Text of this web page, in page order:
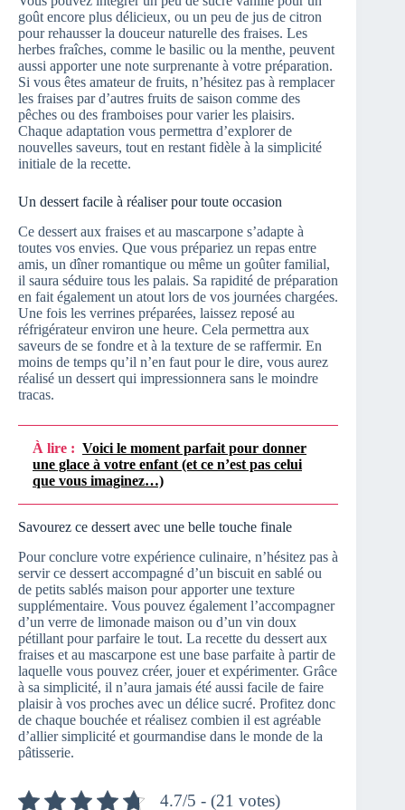
goût encore plus délicieux, ou un peu de jus de citron
pour rehausser la douceur naturelle des fraises. Les
herbes fraîches, comme le basilic ou la menthe, peuvent
aussi apporter une note surprenante à votre préparation.
Si vous êtes amateur de fruits, n’hésitez pas à remplacer
les fraises par d’autres fruits de saison comme des
pêches ou des framboises pour varier les plaisirs.
Chaque adaptation vous permettra d’explorer de
nouvelles saveurs, tout en restant fidèle à la simplicité
initiale de la recette.
Un dessert facile à réaliser pour toute occasion
Ce dessert aux fraises et au mascarpone s’adapte à
toutes vos envies. Que vous prépariez un repas entre
amis, un dîner romantique ou même un goûter familial,
il saura séduire tous les palais. Sa rapidité de préparation
en fait également un atout lors de vos journées chargées.
Une fois les verrines préparées, laissez reposé au
réfrigérateur environ une heure. Cela permettra aux
saveurs de se fondre et à la texture de se raffermir. En
moins de temps qu’il n’en faut pour le dire, vous aurez
réalisé un dessert qui impressionnera sans le moindre
tracas.
À lire : Voici le moment parfait pour donner
une glace à votre enfant (et ce n’est pas celui
que vous imaginez…)
Savourez ce dessert avec une belle touche finale
Pour conclure votre expérience culinaire, n’hésitez pas à
servir ce dessert accompagné d’un biscuit en sablé ou
de petits sablés maison pour apporter une texture
supplémentaire. Vous pouvez également l’accompagner
d’un verre de limonade maison ou d’un vin doux
pétillant pour parfaire le tout. La recette du dessert aux
fraises et au mascarpone est une base parfaite à partir de
laquelle vous pouvez créer, jouer et expérimenter. Grâce
à sa simplicité, il n’aura jamais été aussi facile de faire
plaisir à vos proches avec un délice sucré. Profitez donc
de chaque bouchée et réalisez combien il est agréable
d’allier simplicité et gourmandise dans le monde de la
pâtisserie.
4.7/5 - (21 votes)